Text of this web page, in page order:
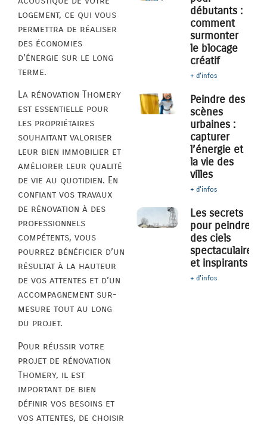
logement, ce qui vous
permettra de réaliser
des économies
d’énergie sur le long
terme.
La rénovation Thomery
est essentielle pour
les propriétaires
souhaitant valoriser
leur bien immobilier et
améliorer leur qualité
de vie au quotidien. En
confiant vos travaux
de rénovation à des
professionnels
compétents, vous
pourrez bénéficier d’un
résultat à la hauteur
de vos attentes et d’un
accompagnement sur-
mesure tout au long
du projet.
Pour réussir votre
projet de rénovation
Thomery, il est
important de bien
définir vos besoins et
vos attentes, de choisir
débutants :
comment
surmonter
le blocage
créatif
+ d'infos
Peindre des
scènes
urbaines :
capturer
l’énergie et
la vie des
villes
+ d'infos
Les secrets
pour peindre
des ciels
spectaculaires
et inspirants
+ d'infos